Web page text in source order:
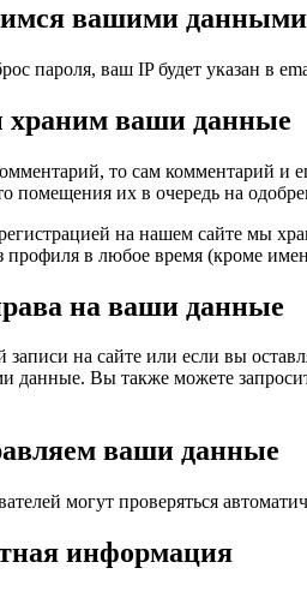
вашими данными
пароля, ваш IP будет указан в
храним ваши данные
то сам комментарий и
помещения их в очередь на
на нашем сайте мы
в любое время (кроме
на ваши данные
на сайте или если вы
данные. Вы также можете
ваши данные
могут проверяться
информация